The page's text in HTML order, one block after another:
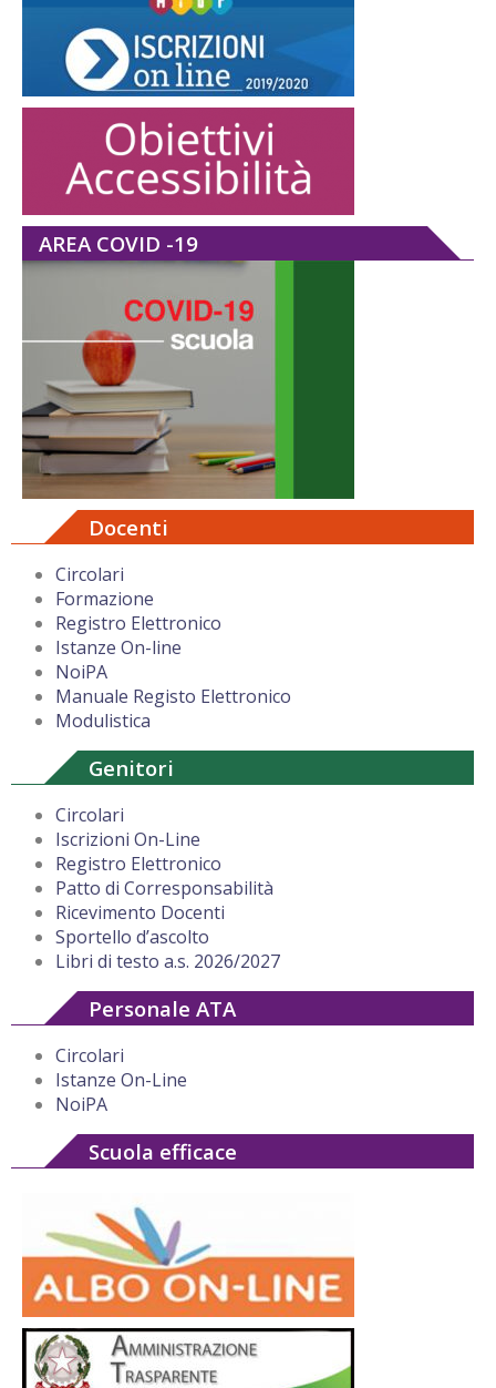
AREA COVID -19
Docenti
Circolari
Formazione
Registro Elettronico
Istanze On-line
NoiPA
Manuale Registo Elettronico
Modulistica
Genitori
Circolari
Iscrizioni On-Line
Registro Elettronico
Patto di Corresponsabilità
Ricevimento Docenti
Sportello d’ascolto
Libri di testo a.s. 2026/2027
Personale ATA
Circolari
Istanze On-Line
NoiPA
Scuola efficace